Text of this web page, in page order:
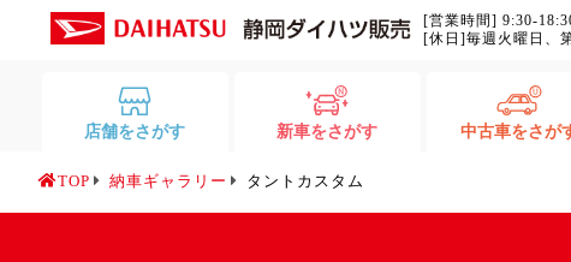
[営業時間] 9:30-
[休日]毎週火曜日、
店舗をさがす 新車をさがす 中古車をさが
TOP 納車ギャラリー タントカスタム